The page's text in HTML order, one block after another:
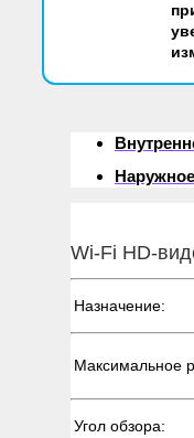
Wi-Fi HD-
Назначение:
Максимальное
Угол обзора: